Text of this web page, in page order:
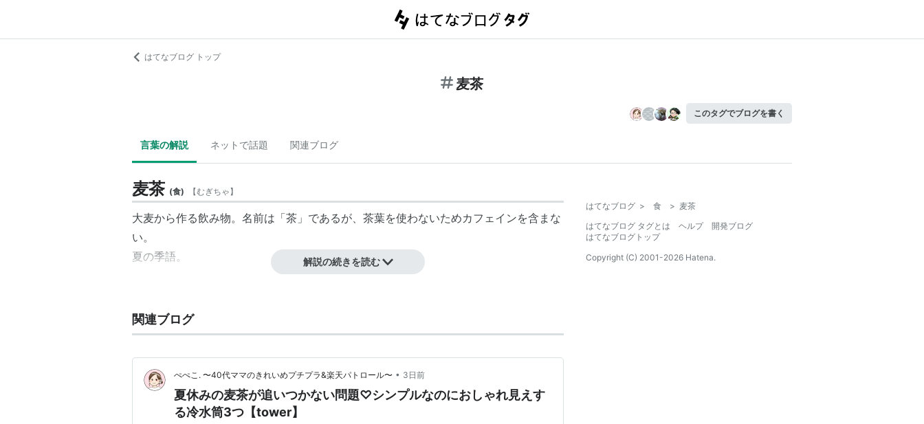
はてなブログ トップ
麦茶
このタグでブログを書く
言葉の解説 ネットで話題 関連ブログ
麦茶 (食) 【むぎちゃ】
大麦から作る飲み物。名前は「茶」であるが、茶葉を使わないためカフェインを含まな
い。
夏の季語。
解説の続きを読む
関連ブログ
ぺぺこ. 〜40代ママのきれいめプチプラ&楽天パトロール〜 • 3日前
夏休みの麦茶が追いつかない問題♡シンプルなのにおしゃれ見えす
る冷水筒3つ【tower】
はてなブログ > 食 > 麦茶
はてなブログ タグとは
ヘルプ
開発ブログ
はてなブログトップ
Copyright (C) 2001-2026 Hatena.